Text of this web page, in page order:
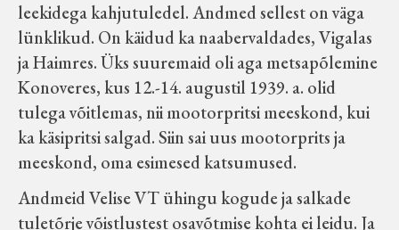
leekidega kahjutuledel. Andmed sellest on väga
lünklikud. On käidud ka naabervaldades, Vigalas
ja Haimres. Üks suuremaid oli aga metsapõlemine
Konoveres, kus 12.-14. augustil 1939. a. olid
tulega võitlemas, nii mootorpritsi meeskond, kui
ka käsipritsi salgad. Siin sai uus mootorprits ja
meeskond, oma esimesed katsumused.
Andmeid Velise VT ühingu kogude ja salkade
tuletõrje võistlustest osavõtmise kohta ei leidu. Ja